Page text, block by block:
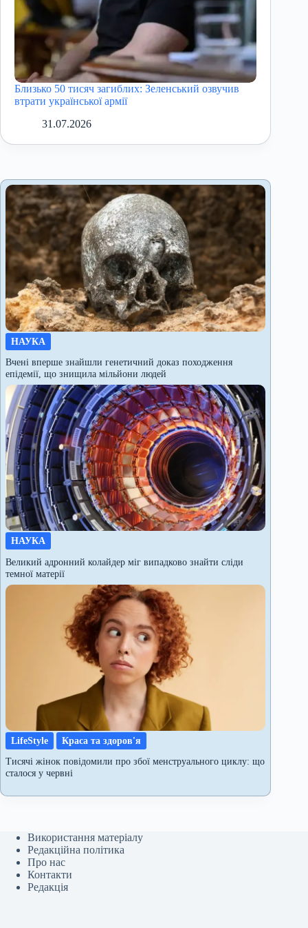
Близько 50 тисяч загиблих: Зеленський озвучив
втрати української армії
31.07.2026
НАУКА
Вчені вперше знайшли генетичний доказ походження
епідемії, що знищила мільйони людей
НАУКА
Великий адронний колайдер міг випадково знайти сліди
темної матерії
LifeStyle
Краса та здоров'я
Тисячі жінок повідомили про збої менструального циклу: що
сталося у червні
Використання матеріалу
Редакційна політика
Про нас
Контакти
Редакція